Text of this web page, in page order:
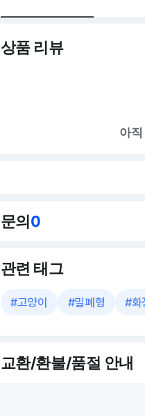
상품 리뷰
아
문의0
관련 태그
#고양이 #밀폐형 #화
교환/환불/품절 안내